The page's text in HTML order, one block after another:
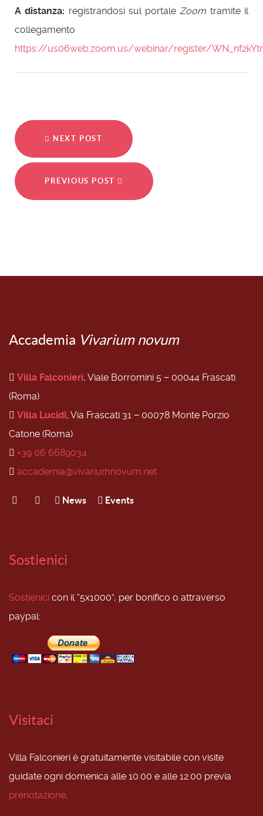
A distanza: registrandosi sul portaleZoom tramite il
collegamento
https://us06web.zoom.us/webinar/register/
NEXT POST
PREVIOUS POST
Accademia Vivarium novum
Villa Falconieri, Viale Borromini 5 − 00044 Frascati
(Roma)
Villa Lucidi, Via Frascati 31 − 00078 Monte Porzio
Catone (Roma)
+39 06 6689034
accademia@vivariumnovum.net
News Events
Sostienici
Sostienici con il “5x1000”, per bonifico o attraverso
paypal:
Visitaci
Villa Falconieri è gratuitamente visitabile con visite
guidate ogni domenica alle 10.00 e alle 12.00 previa
prenotazione.